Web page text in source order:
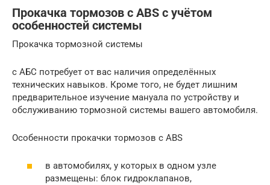
Прокачка тормозов с ABS с учётом
особенностей системы
Прокачка тормозной системы
с АБС потребует от вас наличия определённых
технических навыков. Кроме того, не будет лишним
предварительное изучение мануала по устройству и
обслуживанию тормозной системы вашего автомобиля.
Особенности прокачки тормозов с ABS
в автомобилях, у которых в одном узле
размещены: блок гидроклапанов,